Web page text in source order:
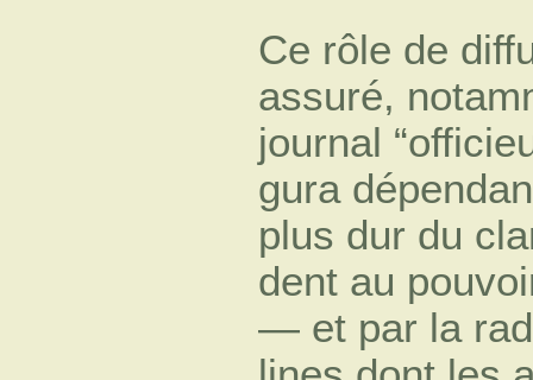
Ce rôle de
assuré,
journal
gura
plus dur du
dent au
— et par la